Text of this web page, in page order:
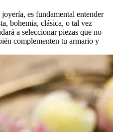
es fundamental entender
bohemia, clásica, o tal vez
a seleccionar piezas que no
complementen tu armario y